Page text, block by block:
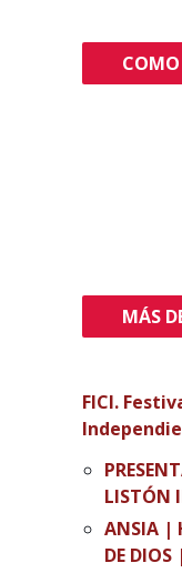
COMO
MÁS
FICI.
LISTÓN
ANSIA |
DE